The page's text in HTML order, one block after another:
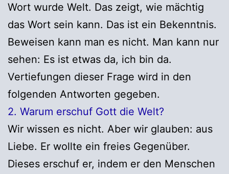
Wort wurde Welt. Das zeigt, wie mächtig
das Wort sein kann. Das ist ein Bekenntnis.
Beweisen kann man es nicht. Man kann nur
sehen: Es ist etwas da, ich bin da.
Vertiefungen dieser Frage wird in den
folgenden Antworten gegeben.
2. Warum erschuf Gott die Welt?
Wir wissen es nicht. Aber wir glauben: aus
Liebe. Er wollte ein freies Gegenüber.
Dieses erschuf er, indem er den Menschen